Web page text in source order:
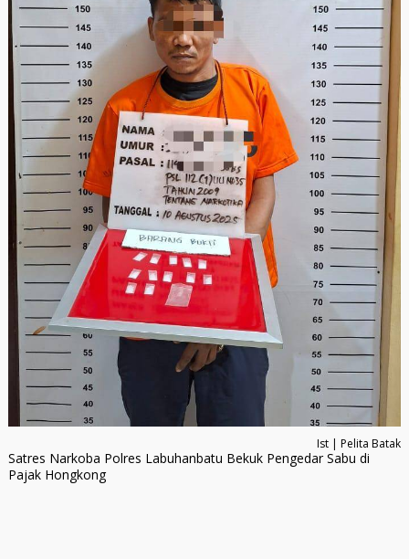
Ist | Pelita Batak
Satres Narkoba Polres Labuhanbatu Bekuk Pengedar Sabu di
Pajak Hongkong